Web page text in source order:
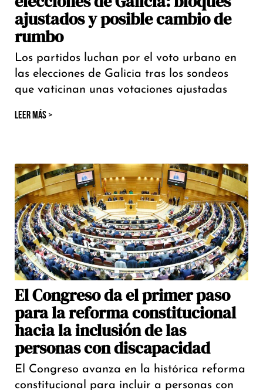
ajustados y posible cambio de
rumbo
Los partidos luchan por el voto urbano en
las elecciones de Galicia tras los sondeos
que vaticinan unas votaciones ajustadas
LEER MÁS >
El Congreso da el primer paso
para la reforma constitucional
hacia la inclusión de las
personas con discapacidad
El Congreso avanza en la histórica reforma
constitucional para incluir a personas con